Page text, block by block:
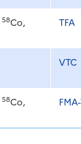
58Co, TFA
VTC
58Co,